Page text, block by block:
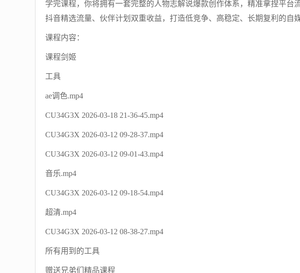
学完课程，你将拥有一套完整的人物志解说爆款创作体系，精准拿捏平台
抖音精选流量、伙伴计划双重收益，打造低竞争、高稳定、长期复利的自
课程内容：
课程剑姬
工具
ae调色.mp4
CU34G3X 2026-03-18 21-36-45.mp4
CU34G3X 2026-03-12 09-28-37.mp4
CU34G3X 2026-03-12 09-01-43.mp4
音乐.mp4
CU34G3X 2026-03-12 09-18-54.mp4
超清.mp4
CU34G3X 2026-03-12 08-38-27.mp4
所有用到的工具
赠送兄弟们精品课程